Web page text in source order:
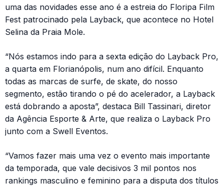
uma das novidades esse ano é a estreia do Floripa Film
Fest patrocinado pela Layback, que acontece no Hotel
Selina da Praia Mole.
“Nós estamos indo para a sexta edição do Layback Pro,
a quarta em Florianópolis, num ano difícil. Enquanto
todas as marcas de surfe, de skate, do nosso
segmento, estão tirando o pé do acelerador, a Layback
está dobrando a aposta”, destaca Bill Tassinari, diretor
da Agência Esporte & Arte, que realiza o Layback Pro
junto com a Swell Eventos.
“Vamos fazer mais uma vez o evento mais importante
da temporada, que vale decisivos 3 mil pontos nos
rankings masculino e feminino para a disputa dos títulos